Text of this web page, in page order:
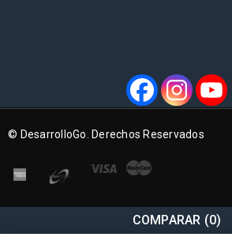
© DesarrolloGo. Derechos Reservados
COMPARAR (0)